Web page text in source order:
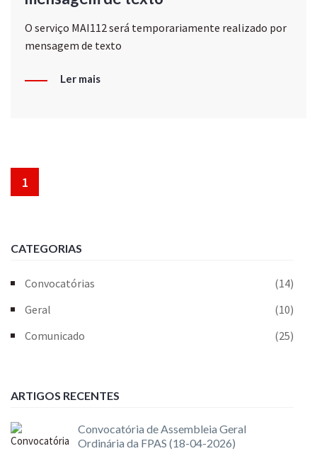
O serviço MAI112 será temporariamente realizado por
mensagem de texto
Ler mais
1
CATEGORIAS
Convocatórias
(14)
Geral
(10)
Comunicado
(25)
ARTIGOS RECENTES
Convocatória de Assembleia Geral
Ordinária da FPAS (18-04-2026)